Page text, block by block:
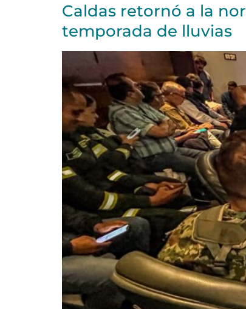
Caldas retornó a la
temporada de lluvias